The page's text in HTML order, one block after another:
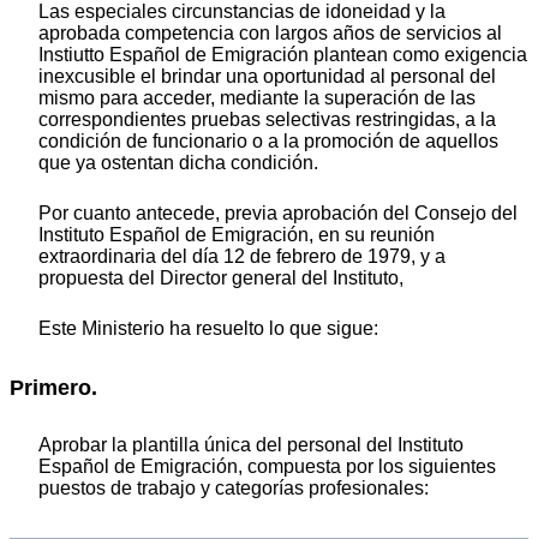
Las especiales circunstancias de idoneidad y la
aprobada competencia con largos años de servicios al
Instiutto Español de Emigración plantean como exigencia
inexcusible el brindar una oportunidad al personal del
mismo para acceder, mediante la superación de las
correspondientes pruebas selectivas restringidas, a la
condición de funcionario o a la promoción de aquellos
que ya ostentan dicha condición.
Por cuanto antecede, previa aprobación del Consejo del
Instituto Español de Emigración, en su reunión
extraordinaria del día 12 de febrero de 1979, y a
propuesta del Director general del Instituto,
Este Ministerio ha resuelto lo que sigue:
Primero.
Aprobar la plantilla única del personal del Instituto
Español de Emigración, compuesta por los siguientes
puestos de trabajo y categorías profesionales: